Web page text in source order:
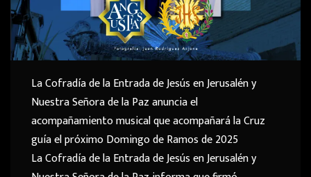
La Cofradía de la Entrada de Jesús en Jerusalén y
Nuestra Señora de la Paz anuncia el
acompañamiento musical que acompañará la Cruz
guía el próximo Domingo de Ramos de 2025
La Cofradía de la Entrada de Jesús en Jerusalén y